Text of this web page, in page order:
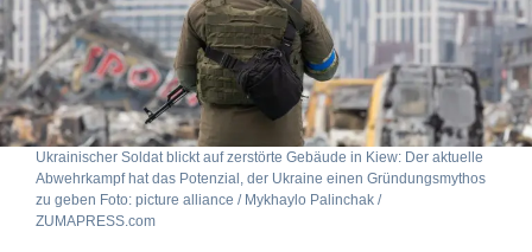
Ukrainischer Soldat blickt auf zerstörte Gebäude in Kiew: Der aktuelle
Abwehrkampf hat das Potenzial, der Ukraine einen Gründungsmythos
zu geben Foto: picture alliance / Mykhaylo Palinchak /
ZUMAPRESS.com